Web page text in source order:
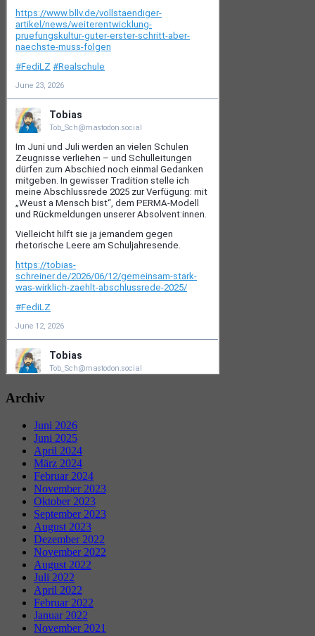
Archiv
Juni 2026
Juni 2025
April 2024
März 2024
Februar 2024
November 2023
Oktober 2023
September 2023
August 2023
Dezember 2022
November 2022
August 2022
Juli 2022
April 2022
Februar 2022
Januar 2022
November 2021